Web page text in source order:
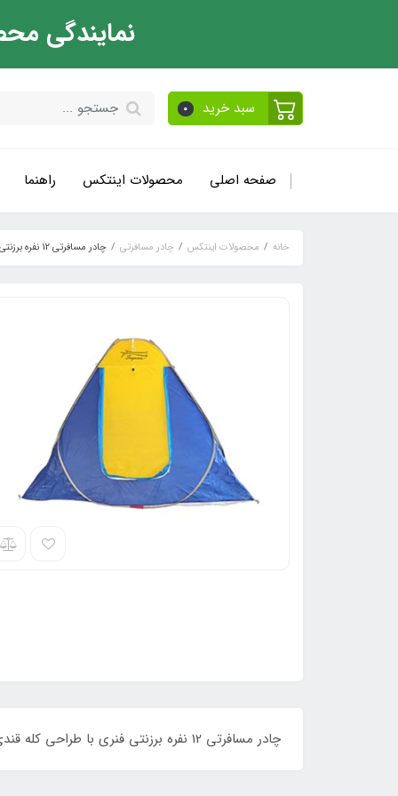
نمایندگی
سبد خرید 0
صفحه اصلی محصولات اینتکس راهنما
خانه محصولات اینتکس چادر مسافرتی چادر مسافرتی 12 نفره برزنتی فنری
چادر مسافرتی 12 نفره برزنتی فنری با طراحی کله قندی ، دارای ابعاد بزرگ و مناسب برای استفاده خانوادگی ، ساخته شده با برزنت و پایه های فنری قابل خرید با قیمت ارزان